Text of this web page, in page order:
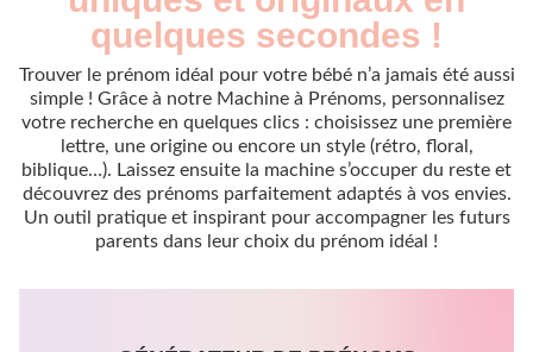
quelques secondes !
Trouver le prénom idéal pour votre bébé n’a jamais été aussi
simple ! Grâce à notre Machine à Prénoms, personnalisez
votre recherche en quelques clics : choisissez une première
lettre, une origine ou encore un style (rétro, floral,
biblique…). Laissez ensuite la machine s’occuper du reste et
découvrez des prénoms parfaitement adaptés à vos envies.
Un outil pratique et inspirant pour accompagner les futurs
parents dans leur choix du prénom idéal !